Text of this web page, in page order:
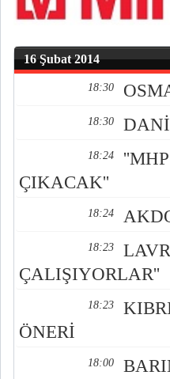
16 Şubat 2014
18:30
18:30
18:24
ÇIKACAK''
18:24
18:23
ÇALIŞIYORLAR''
18:23
ÖNERİ
18:00